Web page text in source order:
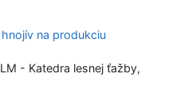
na produkciu
- Katedra lesnej ťažby,